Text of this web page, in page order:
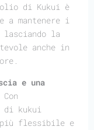
di Kukui è
a mantenere i
la
anche in
e una
Con
di kukui
più flessibile e